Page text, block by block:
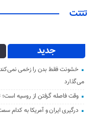
تتتت
جدید
خشونت فقط بدن را زخمی
می‌گذارد
وقت فاصله گرفتن از روسیه
درگیری ایران و آمریکا به کدام